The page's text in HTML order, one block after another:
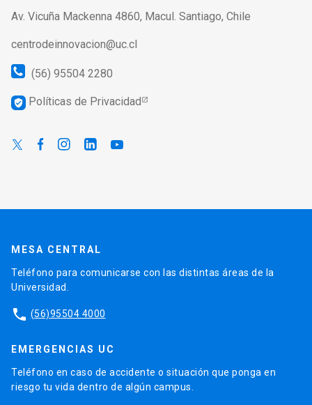
Av. Vicuña Mackenna 4860, Macul. Santiago, Chile
centrodeinnovacion@uc.cl
(56) 95504 2280
verified_user Políticas de Privacidad
MESA CENTRAL
Teléfono para comunicarse con las distintas áreas de la
Universidad.
phone (56)95504 4000
EMERGENCIAS UC
Teléfono en caso de accidente o situación que ponga en
riesgo tu vida dentro de algún campus.